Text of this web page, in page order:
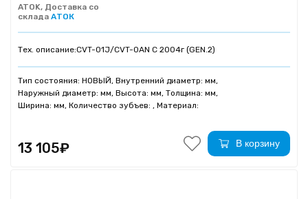
ATOK, Доставка со
склада АТОК
Тех. описание:CVT-01J/CVT-0AN C 2004г (GEN.2)
Тип состояния: НОВЫЙ, Внутренний диаметр: мм,
Наружный диаметр: мм, Высота: мм, Толщина: мм,
Ширина: мм, Количество зубъев: , Материал:
13 105₽ В корзину